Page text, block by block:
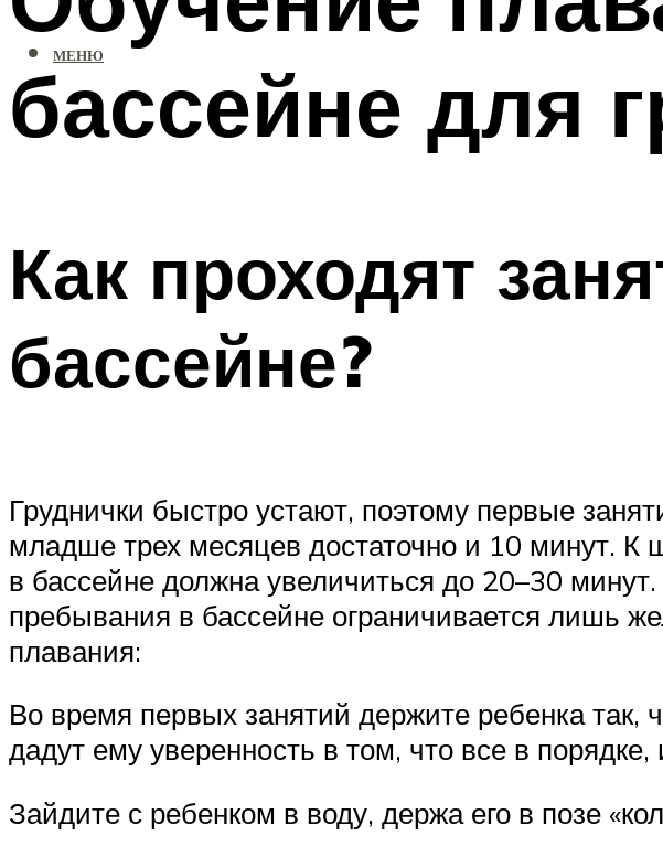
МЕНЮ
бассейне для
Как проходят
бассейне?
Груднички быстро устают, поэтому первые
младше трех месяцев достаточно и 10 минут.
в бассейне должна увеличиться до 20–30
пребывания в бассейне ограничивается лишь
плавания:
Во время первых занятий держите ребенка
дадут ему уверенность в том, что все в порядке,
Зайдите с ребенком в воду, держа его в позе